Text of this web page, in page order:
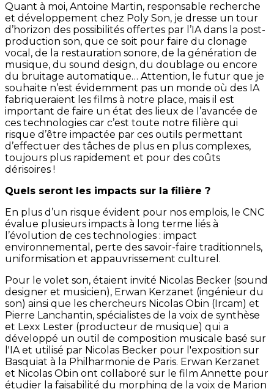
Quant à moi, Antoine Martin, responsable recherche
et développement chez Poly Son, je dresse un tour
d’horizon des possibilités offertes par l’IA dans la post-
production son, que ce soit pour faire du clonage
vocal, de la restauration sonore, de la génération de
musique, du sound design, du doublage ou encore
du bruitage automatique… Attention, le futur que je
souhaite n’est évidemment pas un monde où des IA
fabriqueraient les films à notre place, mais il est
important de faire un état des lieux de l’avancée de
ces technologies car c’est toute notre filière qui
risque d’être impactée par ces outils permettant
d’effectuer des tâches de plus en plus complexes,
toujours plus rapidement et pour des coûts
dérisoires !
Quels seront les impacts sur la filière ?
En plus d’un risque évident pour nos emplois, le CNC
évalue plusieurs impacts à long terme liés à
l’évolution de ces technologies : impact
environnemental, perte des savoir-faire traditionnels,
uniformisation et appauvrissement culturel.
Pour le volet son, étaient invité Nicolas Becker (sound
designer et musicien), Erwan Kerzanet (ingénieur du
son) ainsi que les chercheurs Nicolas Obin (Ircam) et
Pierre Lanchantin, spécialistes de la voix de synthèse
et Lexx Lester (producteur de musique) qui a
développé un outil de composition musicale basé sur
l'IA et utilisé par Nicolas Becker pour l'exposition sur
Basquiat à la Philharmonie de Paris. Erwan Kerzanet
et Nicolas Obin ont collaboré sur le film Annette pour
étudier la faisabilité du morphing de la voix de Marion